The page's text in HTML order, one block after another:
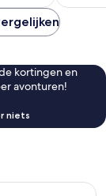
kortingen en
avonturen!
niets